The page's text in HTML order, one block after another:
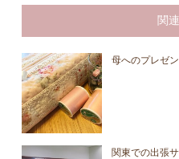
関
母へのプレゼン
関東での出張